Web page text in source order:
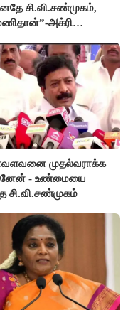
சி.வி.சண்முகம்,
அக்ரி
முதல்வராக்க
- உண்மையை
சி.வி.சண்முகம்